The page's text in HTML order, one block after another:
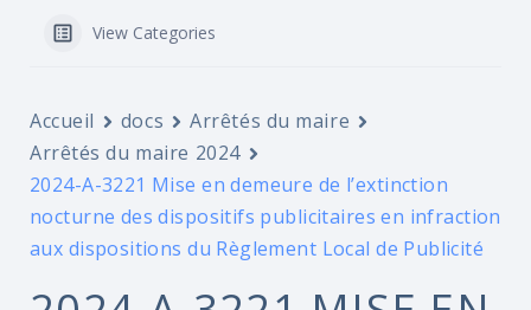
View Categories
Accueil docs
Arrêtés du maire
Arrêtés du maire 2024
2024-A-3221 Mise en demeure de l’extinction
nocturne des dispositifs publicitaires en infraction
aux dispositions du Règlement Local de Publicité